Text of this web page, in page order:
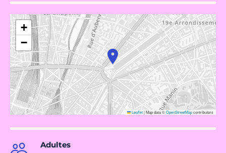
+
−
Leaflet|Map data ©OpenStreetMapcontributors
Adultes